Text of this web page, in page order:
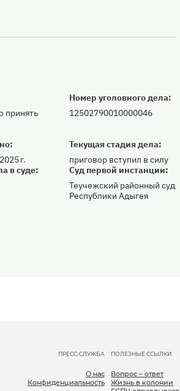
принять
Номер уголовного дела:
12502790010000046
г.
Текущая стадия дела:
приговор вступил в силу
в суде:
Суд первой инстанции:
Теучежский районный суд
Республики Адыгея
ПРЕСС-СЛУЖБА
О нас
Конфиденциальность
ПОЛЕЗНЫЕ ССЫЛКИ
Вопрос – ответ
Жизнь в колонии